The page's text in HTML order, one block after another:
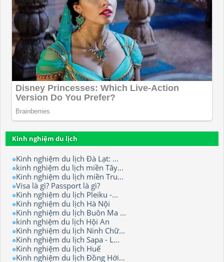
Kinh nghiệm du lịch
Kinh nghiệm du lịch Đà Lạt: ...
kinh nghiệm du lịch miền Tây...
Kinh nghiệm du lịch miền Tru...
Visa là gì? Passport là gì?
Kinh nghiệm du lịch Pleiku -...
Kinh nghiệm du lịch Hà Nội
Kinh nghiệm du lịch Buôn Ma ...
kinh nghiệm du lịch Hội An
Kinh nghiệm du lịch Ninh Chữ...
Kinh nghiệm du lịch Sapa - L...
Kinh nghiệm du lịch Huế
Kinh nghiệm du lịch Đồng Hới...